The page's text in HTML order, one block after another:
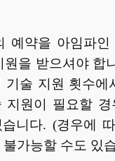
예약을 아임파인
원을 받으셔야 합
기술 지원 횟수에
지원이 필요할 경
니다. (경우에
가능할 수도 있